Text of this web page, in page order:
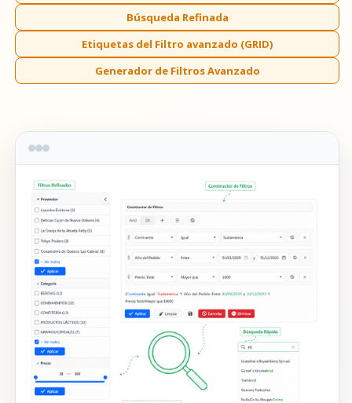
Búsqueda Refinada
Etiquetas del Filtro avanzado (GRID)
Generador de Filtros Avanzado